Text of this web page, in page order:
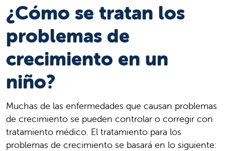
¿Cómo se tratan los
problemas de
crecimiento en un
niño?
Muchas de las enfermedades que causan problemas
de crecimiento se pueden controlar o corregir con
tratamiento médico. El tratamiento para los
problemas de crecimiento se basará en lo siguiente: